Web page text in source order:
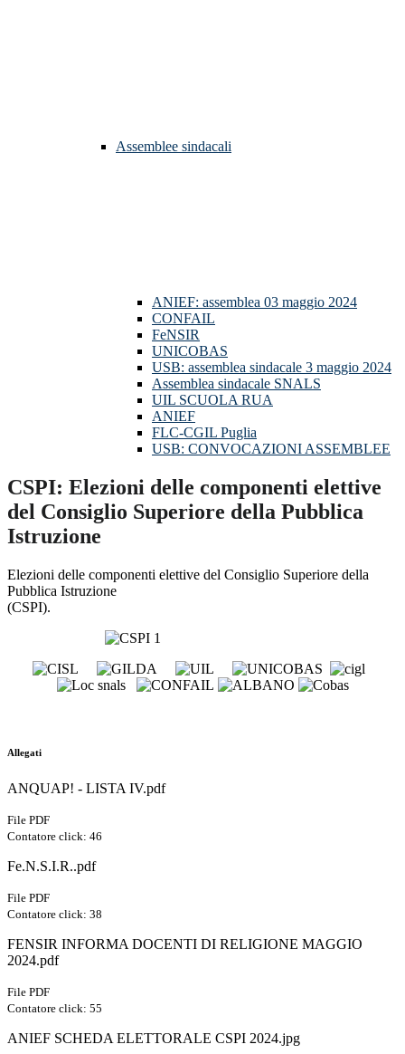
Assemblee sindacali
ANIEF: assemblea 03 maggio 2024
CONFAIL
FeNSIR
UNICOBAS
USB: assemblea sindacale 3 maggio 2024
Assemblea sindacale SNALS
UIL SCUOLA RUA
ANIEF
FLC-CGIL Puglia
USB: CONVOCAZIONI ASSEMBLEE
CSPI: Elezioni delle componenti elettive
del Consiglio Superiore della Pubblica
Istruzione
Elezioni delle componenti elettive del Consiglio Superiore della
Pubblica Istruzione
(CSPI).
Allegati
ANQUAP! - LISTA IV.pdf
File PDF
Contatore click: 46
Fe.N.S.I.R..pdf
File PDF
Contatore click: 38
FENSIR INFORMA DOCENTI DI RELIGIONE MAGGIO
2024.pdf
File PDF
Contatore click: 55
ANIEF SCHEDA ELETTORALE CSPI 2024.jpg